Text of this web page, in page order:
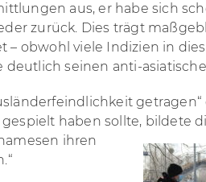
aus, er habe sich
zurück. Dies trägt
– obwohl viele Indizien in
seinen anti-
getragen“
haben sollte, bildete
ihren